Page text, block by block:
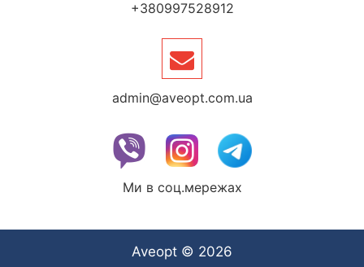
+380997528912
admin@aveopt.com.ua
Ми в соц.мережах
Aveopt © 2026